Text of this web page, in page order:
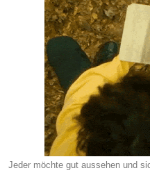
Jeder möchte gut aussehen und